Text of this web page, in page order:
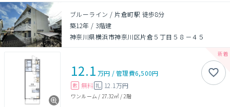
ブルーライン / 片倉町駅 徒歩8分
築12年 / 3階建
神奈川県横浜市神奈川区片倉５丁目５８－４５
12.1 万円 /管理費6,500円
敷 無料 礼 12.1万円
ワンルーム / 27.32㎡/ 2階